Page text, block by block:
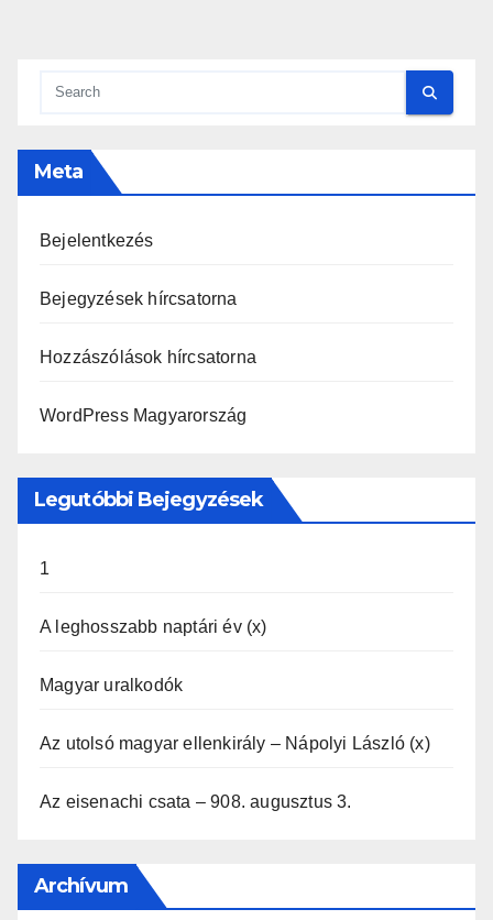
Meta
Bejelentkezés
Bejegyzések hírcsatorna
Hozzászólások hírcsatorna
WordPress Magyarország
Legutóbbi Bejegyzések
1
A leghosszabb naptári év (x)
Magyar uralkodók
Az utolsó magyar ellenkirály – Nápolyi László (x)
Az eisenachi csata – 908. augusztus 3.
Archívum